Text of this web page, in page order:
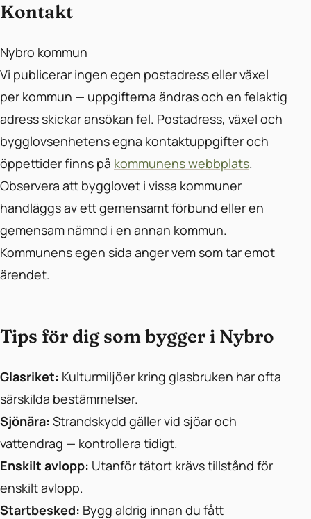
Kontakt
Nybro kommun
Vi publicerar ingen egen postadress eller växel
per kommun — uppgifterna ändras och en felaktig
adress skickar ansökan fel. Postadress, växel och
bygglovsenhetens egna kontaktuppgifter och
öppettider finns på kommunens webbplats.
Observera att bygglovet i vissa kommuner
handläggs av ett gemensamt förbund eller en
gemensam nämnd i en annan kommun.
Kommunens egen sida anger vem som tar emot
ärendet.
Tips för dig som bygger i Nybro
Glasriket: Kulturmiljöer kring glasbruken har ofta
särskilda bestämmelser.
Sjönära: Strandskydd gäller vid sjöar och
vattendrag — kontrollera tidigt.
Enskilt avlopp: Utanför tätort krävs tillstånd för
enskilt avlopp.
Startbesked: Bygg aldrig innan du fått